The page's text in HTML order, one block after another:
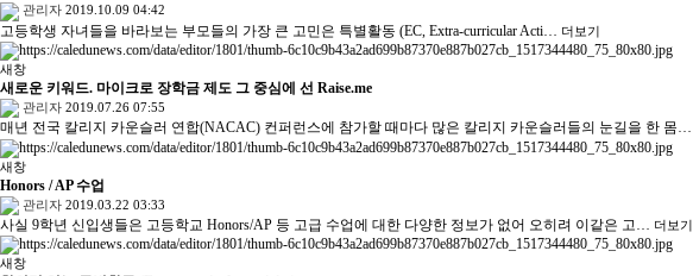
관리자 2019.10.09 04:42
고등학생 자녀들을 바라보는 부모들의 가장 큰 고민은 특별활동 (EC, Extra-curricular Acti… 더보기
새창
새로운 키워드. 마이크로 장학금 제도 그 중심에 선 Raise.me
관리자 2019.07.26 07:55
매년 전국 칼리지 카운슬러 연합(NACAC) 컨퍼런스에 참가할 때마다 많은 칼리지 카운슬러들의 눈길을 한 몸…
새창
Honors / AP 수업
관리자 2019.03.22 03:33
사실 9학년 신입생들은 고등학교 Honors/AP 등 고급 수업에 대한 다양한 정보가 없어 오히려 이같은 고… 더보기
새창